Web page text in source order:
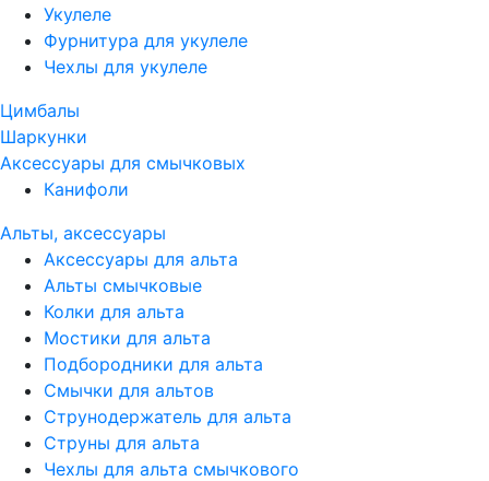
Укулеле
Фурнитура для укулеле
Чехлы для укулеле
Цимбалы
Шаркунки
Аксессуары для смычковых
Канифоли
Альты, аксессуары
Аксессуары для альта
Альты смычковые
Колки для альта
Мостики для альта
Подбородники для альта
Смычки для альтов
Струнодержатель для альта
Струны для альта
Чехлы для альта смычкового